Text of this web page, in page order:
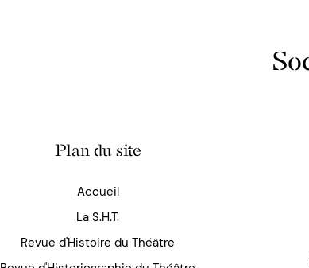
Plan du site
Accueil
La S.H.T.
Revue d'Histoire du Théâtre